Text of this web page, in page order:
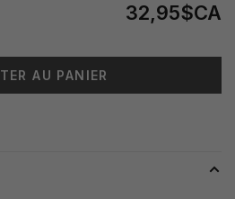
32,95$CA
AU PANIER